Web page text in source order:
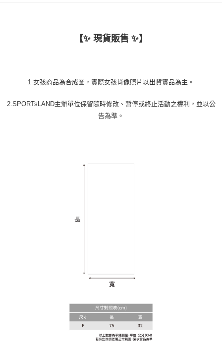
【✨ 現貨販售 ✨】
1.女孩商品為合成圖，實際女孩肖像照片以出貨實品為主。
2.SPORTsLAND主辦單位保留隨時修改、暫停或終止活動之權利，並以公
告為準。